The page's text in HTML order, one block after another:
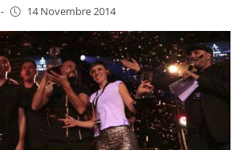
- 14 Novembre 2014